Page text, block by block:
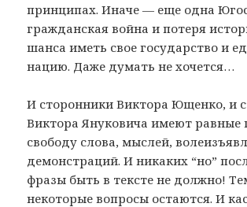
принципах. Иначе — еще одна
гражданская война и потеря
шанса иметь свое государство и
нацию. Даже думать не хочется…
И сторонники Виктора Ющенко, и
Виктора Януковича имеют равные
свободу слова, мыслей,
демонстраций. И никаких “но”
фразы быть в тексте не должно!
некоторые вопросы остаются. И